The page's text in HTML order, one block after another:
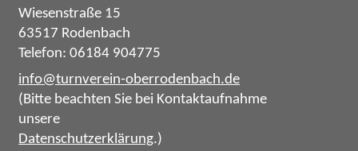
Wiesenstraße 15
63517 Rodenbach
Telefon: 06184 904775
info@turnverein-oberrodenbach.de
(Bitte beachten Sie bei Kontaktaufnahme
unsere
Datenschutzerklärung.)